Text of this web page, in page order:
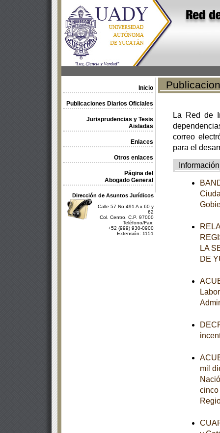
Inicio
Publicaciones Diarios Oficiales
Jurisprudencias y Tesis
Aisladas
Enlaces
Otros enlaces
Página del
Abogado General
Dirección de Asuntos Jurídicos
Calle 57 No 491 A x 60 y
62
Col. Centro, C.P. 97000
Teléfono/Fax:
+52 (999) 930-0900
Extensión: 1151
La Red de
correo
para el
Información
LA
DE
mil
cinco